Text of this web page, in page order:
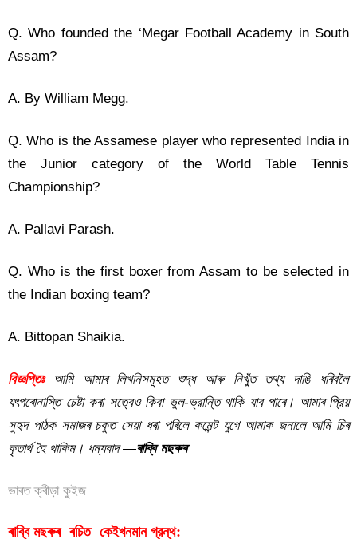
Q. Who founded the ‘Megar Football Academy in South
Assam?
A. By William Megg.
Q. Who is the Assamese player who represented India in
the Junior category of the World Table Tennis
Championship?
A. Pallavi Parash.
Q. Who is the first boxer from Assam to be selected in
the Indian boxing team?
A. Bittopan Shaikia.
বিজ্ঞপ্তিঃআমি আমাৰ লিখনিসমূহত শুদ্ধ আৰু নিখুঁত তথ্য দাঙি ধৰিবলৈ
যৎপৰোনাস্তি চেষ্টা কৰা সত্বেও কিবা ভুল-ভ্রান্তি থাকি যাব পাৰে। আমাৰ প্রিয়
সুহৃদ পাঠক সমাজৰ চকুত সেয়া ধৰা পৰিলে কমেন্ট যুগে আমাক জনালে আমি চিৰ
কৃতাৰ্থ হৈ থাকিম। ধন্যবাদ —ৰাব্বি মছৰুৰ
ভাৰত ক্ৰীড়া কুইজ
ৰাব্বি মছৰুৰ  ৰচিত কেইখনমান গ্রন্থ: